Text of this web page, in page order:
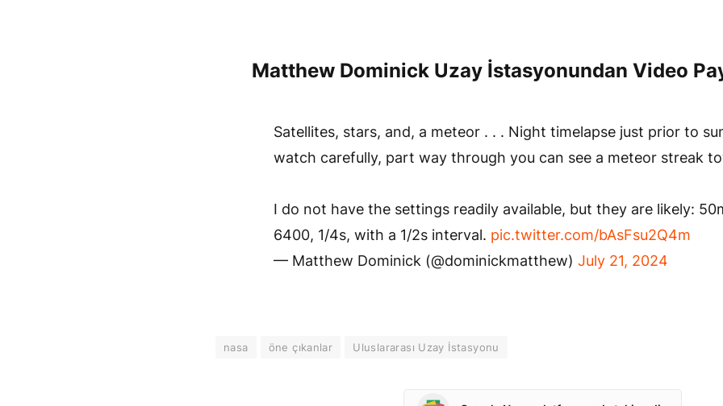
Matthew Dominick Uzay İstasyonundan Video
Satellites, stars, and, a meteor . . . Night timelapse just prior to
watch carefully, part way through you can see a meteor streak
I do not have the settings readily available, but they are likely:
6400, 1/4s, with a 1/2s interval. pic.twitter.com/bAsFsu2Q4m
— Matthew Dominick (@dominickmatthew) July 21, 2024
nasa öne çıkanlar Uluslararası Uzay İstasyonu